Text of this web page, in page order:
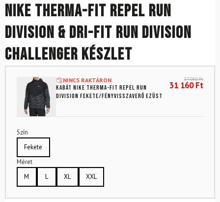
NIKE Therma-FIT Repel Run
Division & Dri-FIT Run Division
Challenger készlet
NINCS RAKTÁRON
Kabát NIKE Therma-FIT Repel Run
Division fekete/fényvisszaverő ezüst
37 030Ft
31 160Ft
Szín
Fekete
Méret
M
L XL XXL